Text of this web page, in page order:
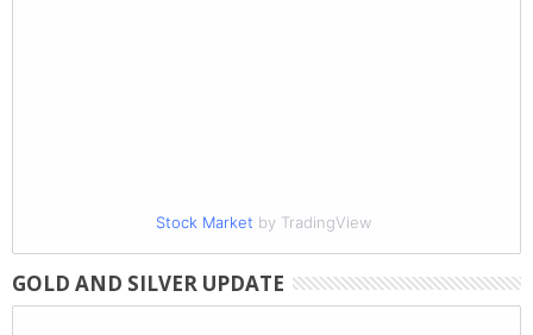
Stock Market by TradingView
GOLD AND SILVER UPDATE